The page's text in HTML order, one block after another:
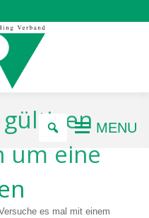
MENU
um eine
es mal mit einem